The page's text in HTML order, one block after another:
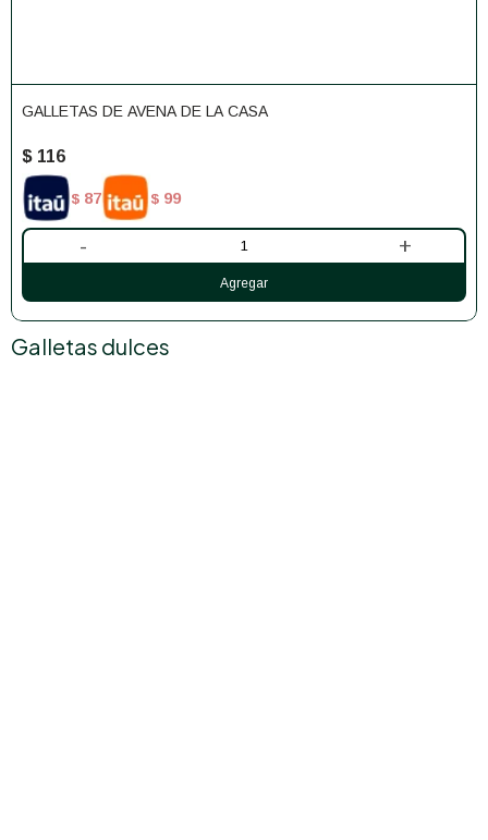
GALLETAS DE AVENA DE LA CASA
$ 116
$ 87 $ 99
- +
Galletas dulces